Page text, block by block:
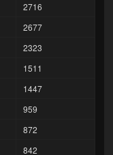
2716
2677
2323
1511
1447
959
872
842